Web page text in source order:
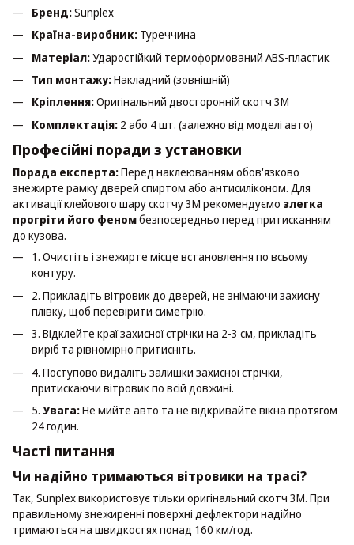
Бренд:Sunplex
Країна-виробник: Туреччина
Матеріал:Ударостійкий термоформований ABS-пластик
Тип монтажу:Накладний (зовнішній)
Кріплення:Оригінальний двосторонній скотч 3M
Комплектація: 2 або 4 шт. (залежно від моделі авто)
Професійні поради з установки
Порада експерта:Перед наклеюванням обов'язково
знежирте рамку дверей спиртом або антисиліконом. Для
активації клейового шару скотчу 3M рекомендуємо злегка
прогріти його феномбезпосередньо перед притисканням
до кузова.
1. Очистіть і знежирте місце встановлення по всьому
контуру.
2. Прикладіть вітровик до дверей, не знімаючи захисну
плівку, щоб перевірити симетрію.
3. Відклейте краї захисної стрічки на 2-3 см, прикладіть
виріб та рівномірно притисніть.
4. Поступово видаліть залишки захисної стрічки,
притискаючи вітровик по всій довжині.
5. Увага:Не мийте авто та не відкривайте вікна протягом
24 годин.
Часті питання
Чи надійно тримаються вітровики на трасі?
Так, Sunplex використовує тільки оригінальний скотч 3M. При
правильному знежиренні поверхні дефлектори надійно
тримаються на швидкостях понад 160 км/год.